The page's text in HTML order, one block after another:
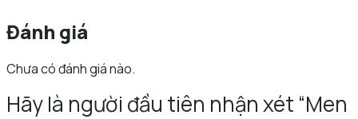
Đánh giá
Chưa có đánh giá nào.
Hãy là người đầu tiên nhận xét “Men